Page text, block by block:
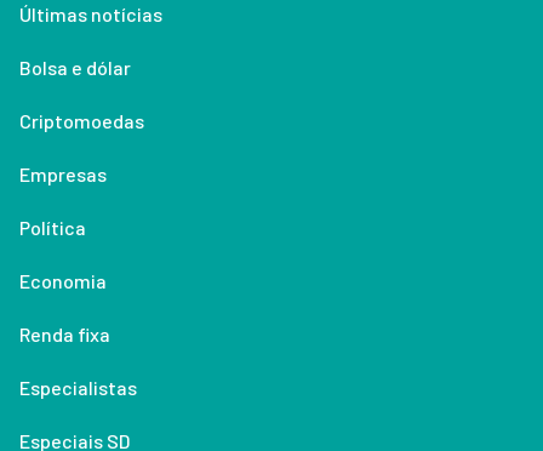
Últimas notícias
Bolsa e dólar
Criptomoedas
Empresas
Política
Economia
Renda fixa
Especialistas
Especiais SD